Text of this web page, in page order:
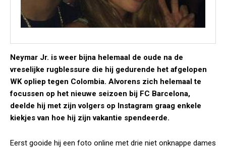
Neymar Jr. is weer bijna helemaal de oude na de
vreselijke rugblessure die hij gedurende het afgelopen
WK opliep tegen Colombia. Alvorens zich helemaal te
focussen op het nieuwe seizoen bij FC Barcelona,
deelde hij met zijn volgers op Instagram graag enkele
kiekjes van hoe hij zijn vakantie spendeerde.
Eerst gooide hij een foto online met drie niet onknappe dames